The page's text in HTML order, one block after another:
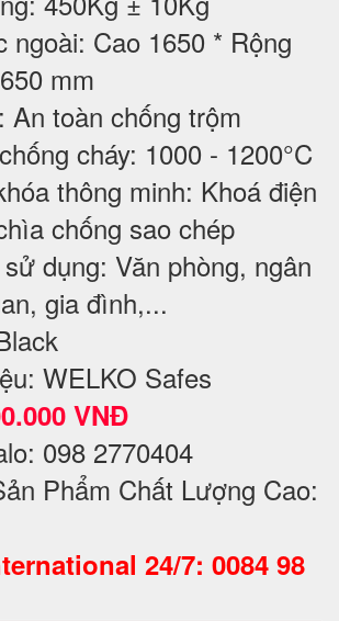
ngoài: Cao 1650 * Rộng
mm
An toàn chống trộm
cháy: 1000 - 1200°C
thông minh: Khoá điện
chống sao chép
dụng: Văn phòng, ngân
gia đình,...
WELKO Safes
VNĐ
098 2770404
Phẩm Chất Lượng Cao:
24/7: 0084 98